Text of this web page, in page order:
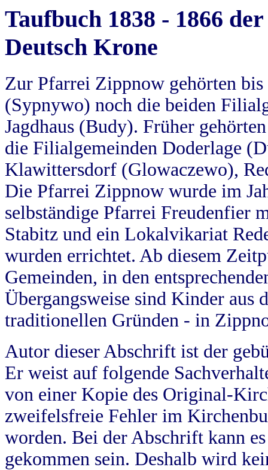
Taufbuch 1838 - 1866
Deutsch Krone
Zur Pfarrei Zippnow gehörten
(Sypnywo) noch die beiden
Jagdhaus (Budy). Früher
die Filialgemeinden Doderlage
Klawittersdorf (Glowaczewo),
Die Pfarrei Zippnow wurde im
selbständige Pfarrei Freudenfier
Stabitz und ein Lokalvikariat
wurden errichtet. Ab diesem
Gemeinden, in den
Übergangsweise sind Kinder aus
traditionellen Gründen - in
Autor dieser Abschrift ist der
Er weist auf folgende
von einer Kopie des Original-
zweifelsfreie Fehler im
worden. Bei der Abschrift kann
gekommen sein. Deshalb wird